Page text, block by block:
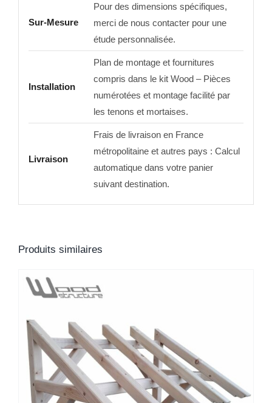
Sur-Mesure
Pour des dimensions spécifiques,
merci de nous contacter pour une
étude personnalisée.
Installation
Plan de montage et fournitures
compris dans le kit Wood – Pièces
numérotées et montage facilité par
les tenons et mortaises.
Livraison
Frais de livraison en France
métropolitaine et autres pays : Calcul
automatique dans votre panier
suivant destination.
Produits similaires